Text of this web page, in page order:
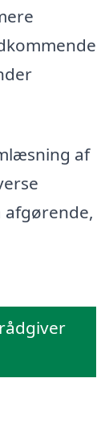
af
afgørende,